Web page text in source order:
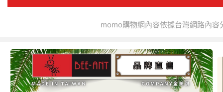
momo購物網內容依據台灣網路內